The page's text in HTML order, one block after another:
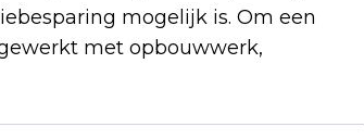
mogelijk is. Om een
met opbouwwerk,